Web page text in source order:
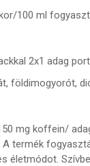
100 ml
2x1 adag
földimogyorót,
mg koffein/
termék
életmódot.